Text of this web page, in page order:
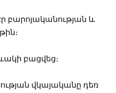
բարոյականության և
բացվեց։
վկայականը դեռ